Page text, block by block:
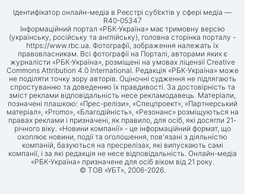
Ідентифікатор онлайн-медіа в Реєстрі суб’єктів у сфері медіа —
R40-05347
Інформаційний портал «РБК-Україна» має тримовну версію
(українську, російську та англійську), головна сторінка порталу -
https://www.rbc.ua. Фотографії, зображення належать їх
правовласникам. Всі фотографії на Порталі, авторами яких є
журналісти «РБК-Україна», розміщені на умовах ліцензії Creative
Commons Attribution 4.0 International. Редакція «РБК-Україна» може
не поділяти точку зору авторів. Оціночні судження не підлягають
спростуванню та доведенню їх правдивості. За достовірність та
зміст реклами відповідальність несе рекламодавець. Матеріали,
позначені плашкою: «Прес-релізи», «Спецпроект», «Партнерський
матеріал», «Promo», «Благодійність», «Резонанс» розміщуються на
правах реклами і призначені, як правило, для осіб, які досягли 21-
річного віку. «Новини компанії» - це інформаційний формат, що
охоплює новини, події та оголошення, пов'язані з діяльністю
компаній, базуються на пресрелізах, які випускають самі
компанії, і за які редакція не несе відповідальність. Онлайн-медіа
«РБК-Україна» призначене для осіб віком від 21 року.
© ТОВ «УБТ», 2006-2026.